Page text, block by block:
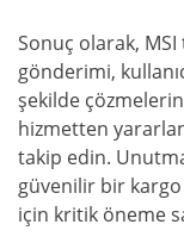
Sonuç olarak,
gönderimi,
şekilde
hizmetten
takip edin.
güvenilir bir kargo
için kritik öneme